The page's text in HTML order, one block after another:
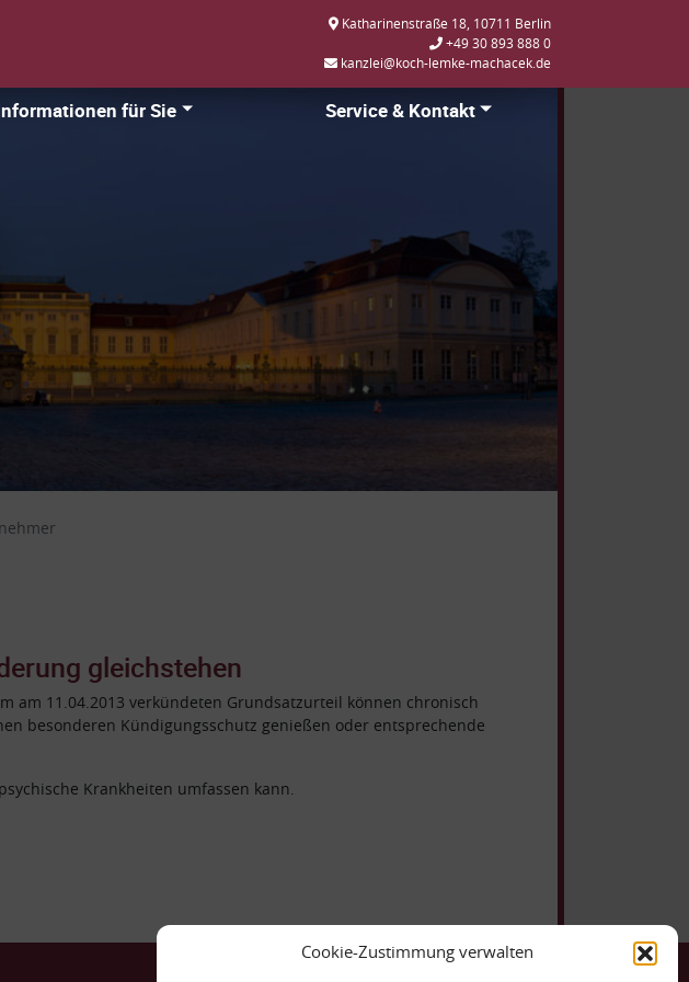
Cookie-Zustimmung verwalten
Katharinenstraße 18, 10711 Berlin
+49 30 893 888 0
kanzlei@koch-lemke-machacek.de
für Sie Service & Kontakt
gleichstehen
am 11.04.2013 verkündeten Grundsatzurteil können chronisch
besonderen Kündigungsschutz genießen oder entsprechende
Krankheiten umfassen kann.